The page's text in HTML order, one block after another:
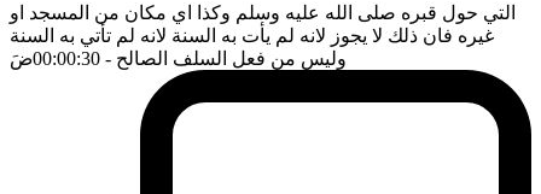
التي حول قبره صلى الله عليه وسلم وكذا اي مكان من المسجد او
غيره فان ذلك لا يجوز لانه لم يأت به السنة لانه لم تأتي به السنة
وليس من فعل السلف الصالح - 00:00:30 ضَ